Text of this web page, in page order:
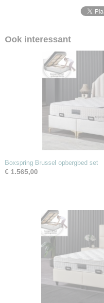
Ook interessant
Boxspring Brussel opbergbed set
€ 1.565,00